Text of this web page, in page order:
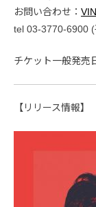
お問い合わせ：
tel 03-3770-6900
チケット一般発売
【リリース情報】